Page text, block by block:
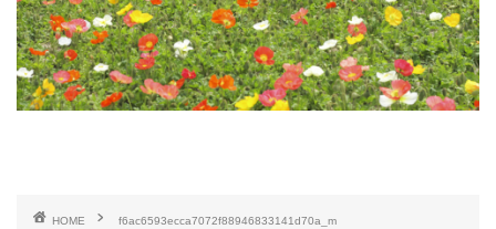
HOME f6ac6593ecca7072f88946833141d70a_m